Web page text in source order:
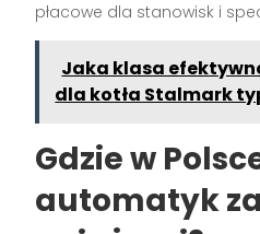
płacowe dla stanowisk i
Jaka klasa
dla kotła Stalmark
Gdzie w
automatyk